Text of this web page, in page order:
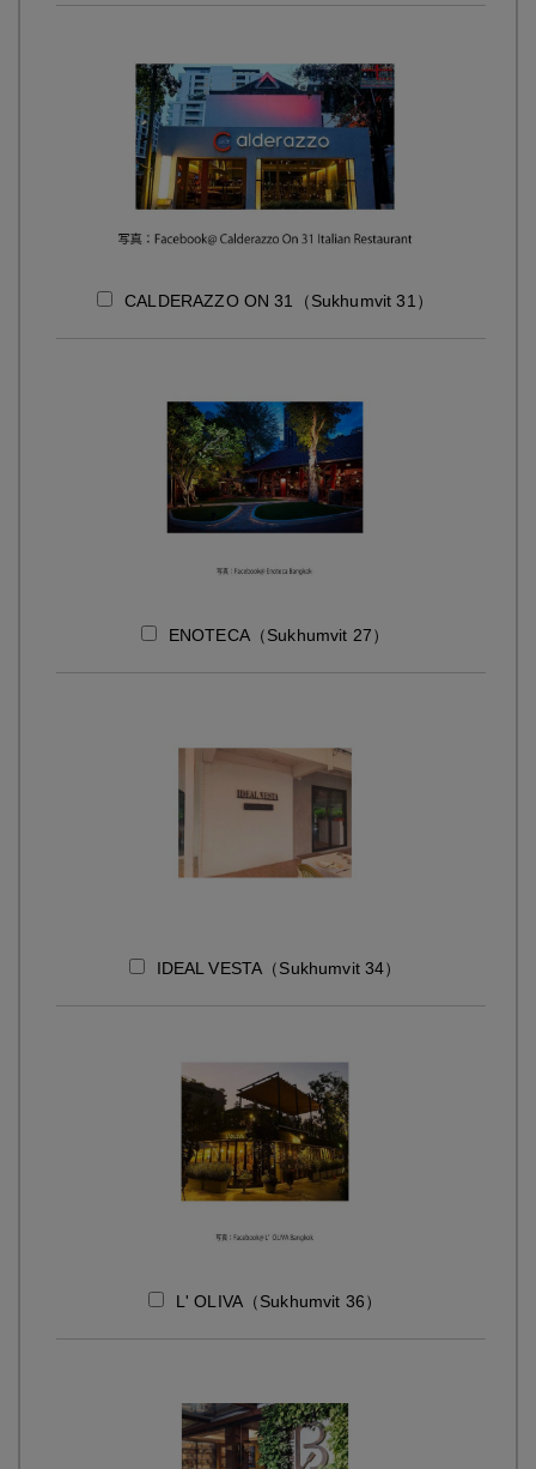
CALDERAZZO ON 31（Sukhumvit 31）
ENOTECA（Sukhumvit 27）
IDEAL VESTA（Sukhumvit 34）
L' OLIVA（Sukhumvit 36）